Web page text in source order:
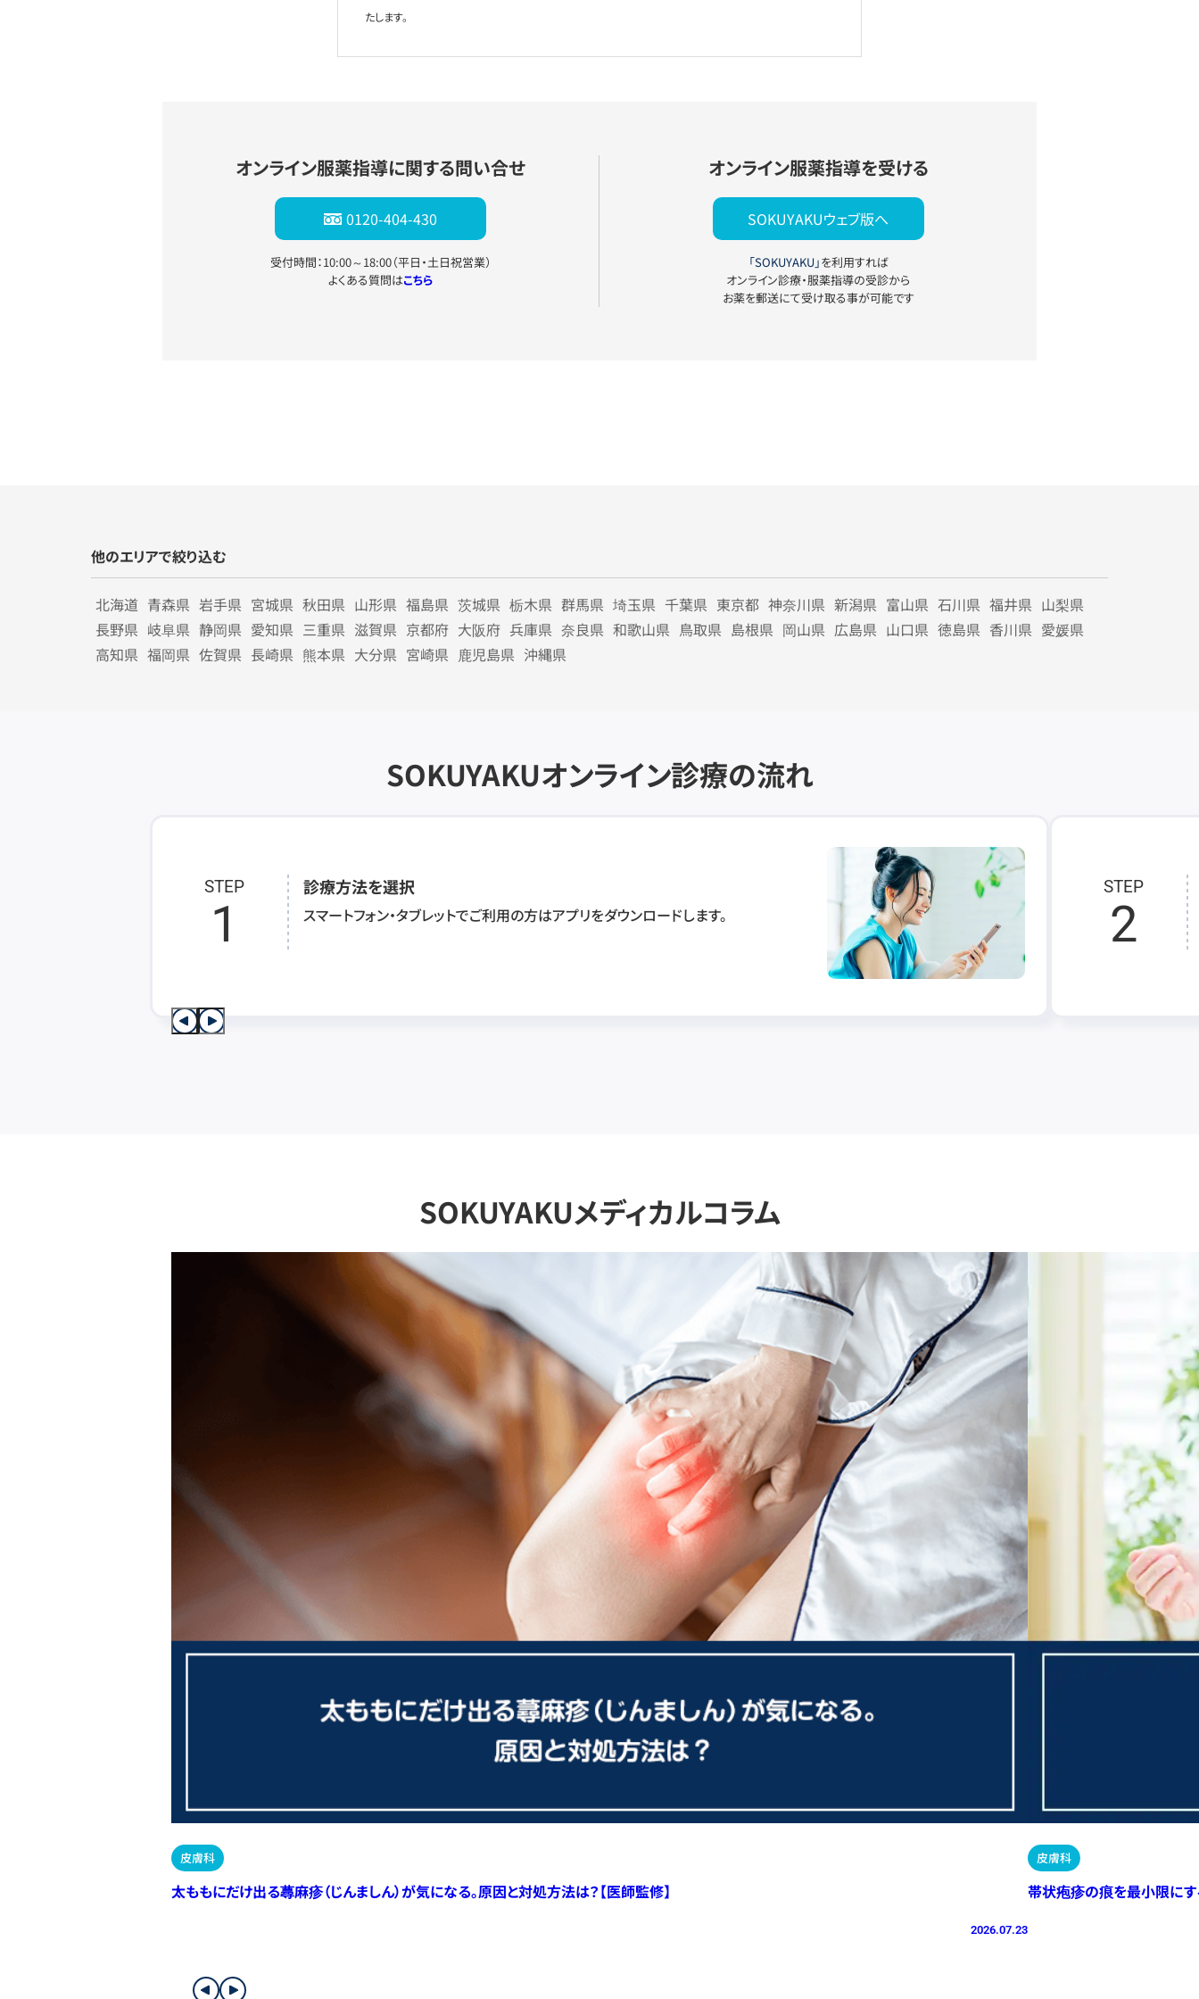
たします。
オンライン服薬指導に関する問い合せ
0120-404-430
受付時間：10:00～18:00（平日・土日祝営業）
よくある質問はこちら
オンライン服薬指導を受ける
SOKUYAKUウェブ版へ
「SOKUYAKU」を利用すれば
オンライン診療・服薬指導の受診から
お薬を郵送にて受け取る事が可能です
他のエリアで絞り込む
北海道 青森県 岩手県 宮城県 秋田県 山形県 福島県 茨城県 栃木県 群馬県 埼玉県 千葉県 東京都 神奈川県 新潟県 富山県 石川県 福井県 山梨県
長野県 岐阜県 静岡県 愛知県 三重県 滋賀県 京都府 大阪府 兵庫県 奈良県 和歌山県 鳥取県 島根県 岡山県 広島県 山口県 徳島県 香川県 愛媛県
高知県 福岡県 佐賀県 長崎県 熊本県 大分県 宮崎県 鹿児島県 沖縄県
SOKUYAKUオンライン診療の流れ
STEP
1
診療方法を選択
スマートフォン・タブレットでご利用の方はアプリをダウンロードします。
STEP
2
SOKUYAKUメディカルコラム
皮膚科
太ももにだけ出る蕁麻疹（じんましん）が気になる。原因と対処方法は？【医師監修】
2026.07.23
皮膚科
帯状疱疹の痕を最小限にす